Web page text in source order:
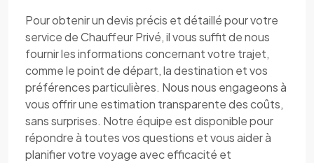
Pour obtenir un devis précis et détaillé pour votre
service de Chauffeur Privé, il vous suffit de nous
fournir les informations concernant votre trajet,
comme le point de départ, la destination et vos
préférences particulières. Nous nous engageons à
vous offrir une estimation transparente des coûts,
sans surprises. Notre équipe est disponible pour
répondre à toutes vos questions et vous aider à
planifier votre voyage avec efficacité et